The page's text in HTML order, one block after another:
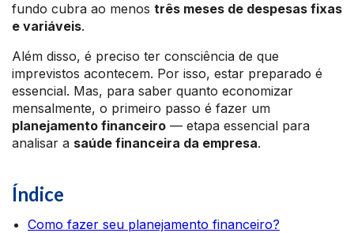
fundo cubra ao menos três meses de despesas fixas
e variáveis.
Além disso, é preciso ter consciência de que
imprevistos acontecem. Por isso, estar preparado é
essencial. Mas, para saber quanto economizar
mensalmente, o primeiro passo é fazer um
planejamento financeiro — etapa essencial para
analisar a saúde financeira da empresa.
Índice
Como fazer seu planejamento financeiro?